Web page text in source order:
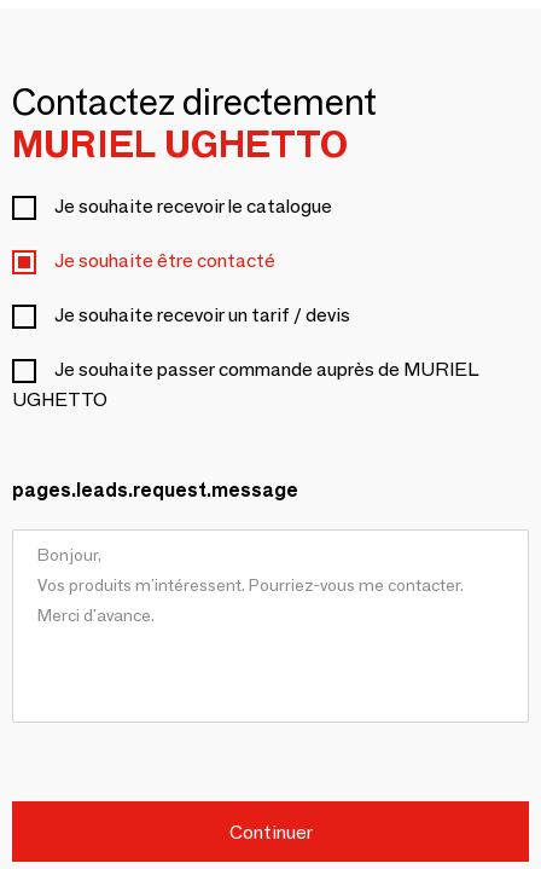
Contactez directement
MURIEL UGHETTO
Je souhaite recevoir le catalogue
Je souhaite être contacté
Je souhaite recevoir un tarif / devis
Je souhaite passer commande auprès de MURIEL
UGHETTO
pages.leads.request.message
Continuer